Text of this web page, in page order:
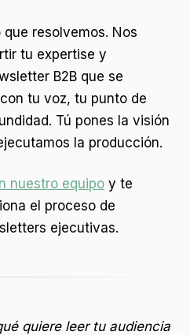
resolvemos. Nos
tu expertise y
B2B que se
tu voz, tu punto de
Tú pones la visión
la producción.
nuestro equipo y te
el proceso de
ejecutivas.
quiere leer tu audiencia